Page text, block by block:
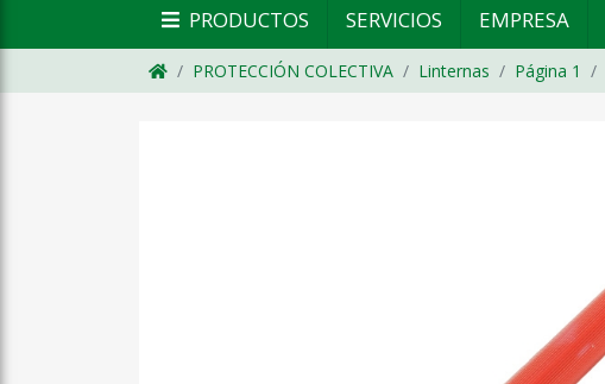
PRODUCTOS SERVICIOS EMPRESA
PROTECCIÓN COLECTIVA Linternas Página 1